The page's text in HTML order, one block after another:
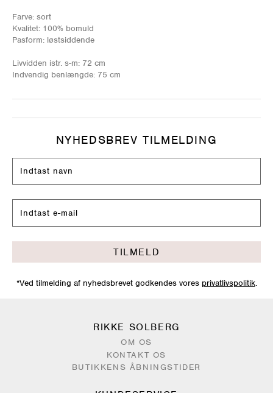
Farve: sort
Kvalitet: 100% bomuld
Pasform: løstsiddende
Livvidden istr. s-m: 72 cm
Indvendig benlængde: 75 cm
NYHEDSBREV TILMELDING
TILMELD
*Ved tilmelding af nyhedsbrevet godkendes vores privatlivspolitik.
RIKKE SOLBERG
OM OS
KONTAKT OS
BUTIKKENS ÅBNINGSTIDER